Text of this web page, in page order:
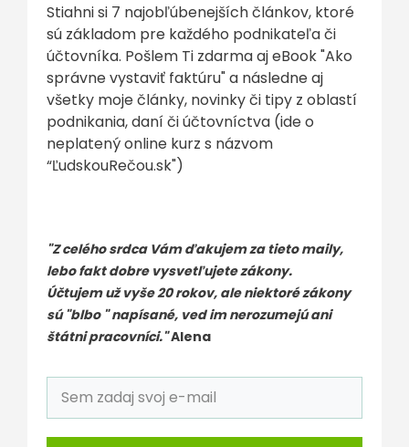
Stiahni si 7 najobľúbenejších článkov, ktoré
sú základom pre každého podnikateľa či
účtovníka. Pošlem Ti zdarma aj eBook "Ako
správne vystaviť faktúru" a následne aj
všetky moje články, novinky či tipy z oblastí
podnikania, daní či účtovníctva (ide o
neplatený online kurz s názvom
“ĽudskouRečou.sk")
"Z celého srdca Vám ďakujem za tieto maily,
lebo fakt dobre vysvetľujete zákony.
Účtujem už vyše 20 rokov, ale niektoré zákony
sú "blbo " napísané, ved im nerozumejú ani
štátni pracovníci."Alena